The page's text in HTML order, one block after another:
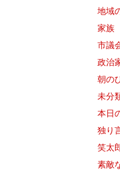
地域
家族
市議
政治
朝の
未分
本日
独り
笑太
素敵